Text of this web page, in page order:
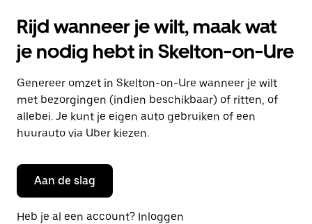
Rijd wanneer je wilt, maak wat
je nodig hebt in Skelton-on-Ure
Genereer omzet in Skelton-on-Ure wanneer je wilt
met bezorgingen (indien beschikbaar) of ritten, of
allebei. Je kunt je eigen auto gebruiken of een
huurauto via Uber kiezen.
Aan de slag
Heb je al een account? Inloggen